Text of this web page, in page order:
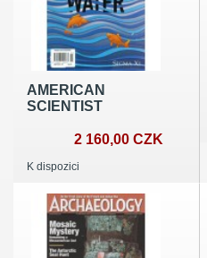
AMERICAN
SCIENTIST
2 160,00 CZK
K dispozici